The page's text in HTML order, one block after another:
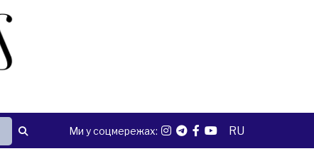
Ми у соцмережах: RU